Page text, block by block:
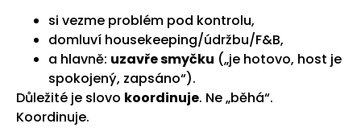
si vezme problém pod kontrolu,
domluví housekeeping/údržbu/F&B,
a hlavně: uzavře smyčku („je hotovo, host je
spokojený, zapsáno“).
Důležité je slovo koordinuje. Ne „běhá“.
Koordinuje.